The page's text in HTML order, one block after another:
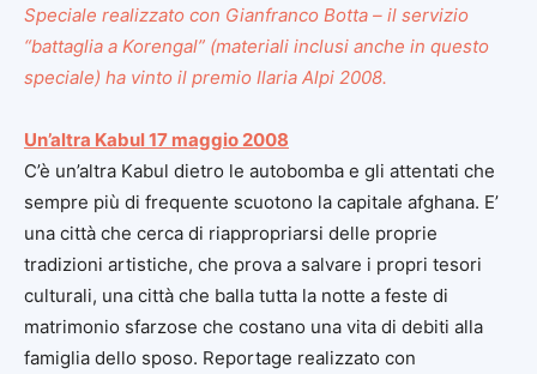
Speciale realizzato con Gianfranco Botta – il servizio
“battaglia a Korengal” (materiali inclusi anche in questo
speciale) ha vinto il premio Ilaria Alpi 2008.
Un’altra Kabul 17 maggio 2008
C’è un’altra Kabul dietro le autobomba e gli attentati che
sempre più di frequente scuotono la capitale afghana. E’
una città che cerca di riappropriarsi delle proprie
tradizioni artistiche, che prova a salvare i propri tesori
culturali, una città che balla tutta la notte a feste di
matrimonio sfarzose che costano una vita di debiti alla
famiglia dello sposo. Reportage realizzato con